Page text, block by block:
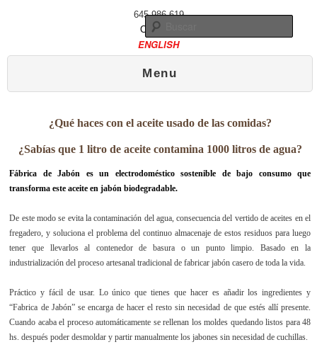
645 986 619
Contacto
ENGLISH
Menu
¿Qué haces con el aceite usado de las comidas?
¿Sabías que 1 litro de aceite contamina 1000 litros de agua?
Fábrica de Jabón es un electrodoméstico sostenible de bajo consumo que
transforma este aceite en jabón biodegradable.
De este modo se evita la contaminación del agua, consecuencia del vertido de aceites en el
fregadero, y soluciona el problema del continuo almacenaje de estos residuos para luego
tener que llevarlos al contenedor de basura o un punto limpio. Basado en la
industrialización del proceso artesanal tradicional de fabricar jabón casero de toda la vida.
Práctico y fácil de usar. Lo único que tienes que hacer es añadir los ingredientes y
“Fabrica de Jabón” se encarga de hacer el resto sin necesidad de que estés allí presente.
Cuando acaba el proceso automáticamente se rellenan los moldes quedando listos para 48
hs. después poder desmoldar y partir manualmente los jabones sin necesidad de cuchillas.